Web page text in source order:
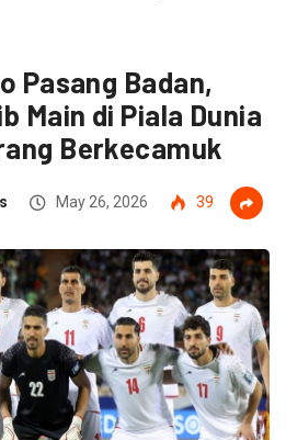
Pasang Badan,
Main di Piala Dunia
Berkecamuk
May 26, 2026 39